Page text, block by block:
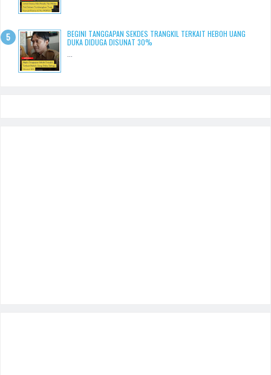
BEGINI TANGGAPAN SEKDES TRANGKIL TERKAIT HEBOH UANG
DUKA DIDUGA DISUNAT 30%